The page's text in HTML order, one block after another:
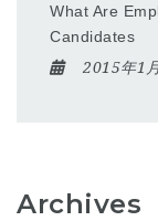
What Are
Candidates
2015年1
Archives